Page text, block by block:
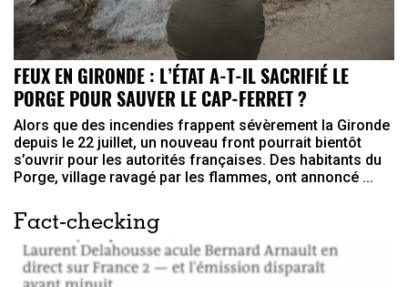
FEUX EN GIRONDE : L’ÉTAT A-T-IL SACRIFIÉ LE
PORGE POUR SAUVER LE CAP-FERRET ?
Alors que des incendies frappent sévèrement la Gironde
depuis le 22 juillet, un nouveau front pourrait bientôt
s’ouvrir pour les autorités françaises. Des habitants du
Porge, village ravagé par les flammes, ont annoncé ...
Fact-checking